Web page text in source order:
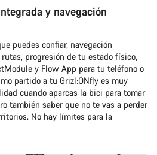
y navegación
puedes confiar, navegación
progresión de tu estado físico,
y Flow App para tu teléfono o
partido a tu Grizl:ONfly es muy
cuando aparcas la bici para tomar
también saber que no te vas a perder
No hay límites para la